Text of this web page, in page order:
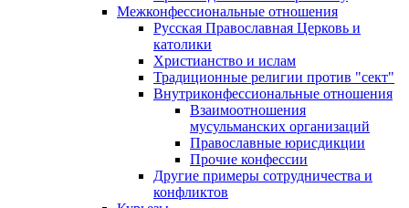
Межконфессиональные отношения
Русская Православная Церковь и
католики
Христианство и ислам
Традиционные религии против "сект"
Внутриконфессиональные отношения
Взаимоотношения
мусульманских организаций
Православные юрисдикции
Прочие конфессии
Другие примеры сотрудничества и
конфликтов